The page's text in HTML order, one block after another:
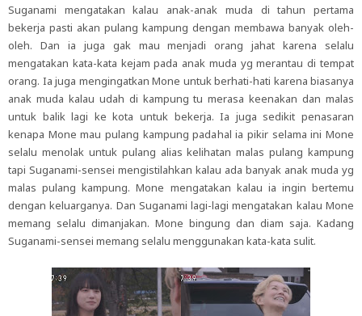
Suganami mengatakan kalau anak-anak muda di tahun pertama
bekerja pasti akan pulang kampung dengan membawa banyak oleh-
oleh. Dan ia juga gak mau menjadi orang jahat karena selalu
mengatakan kata-kata kejam pada anak muda yg merantau di tempat
orang. Ia juga mengingatkan Mone untuk berhati-hati karena biasanya
anak muda kalau udah di kampung tu merasa keenakan dan malas
untuk balik lagi ke kota untuk bekerja. Ia juga sedikit penasaran
kenapa Mone mau pulang kampung padahal ia pikir selama ini Mone
selalu menolak untuk pulang alias kelihatan malas pulang kampung
tapi Suganami-sensei mengistilahkan kalau ada banyak anak muda yg
malas pulang kampung. Mone mengatakan kalau ia ingin bertemu
dengan keluarganya. Dan Suganami lagi-lagi mengatakan kalau Mone
memang selalu dimanjakan. Mone bingung dan diam saja. Kadang
Suganami-sensei memang selalu menggunakan kata-kata sulit.